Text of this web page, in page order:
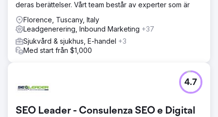
deras berättelser. Vårt team består av experter som är
Florence, Tuscany, Italy
Leadgenerering, Inbound Marketing +37
Sjukvård & sjukhus, E-handel +3
Med start från $1,000
SEO Leader - Consulenza SEO e Digital
4.7